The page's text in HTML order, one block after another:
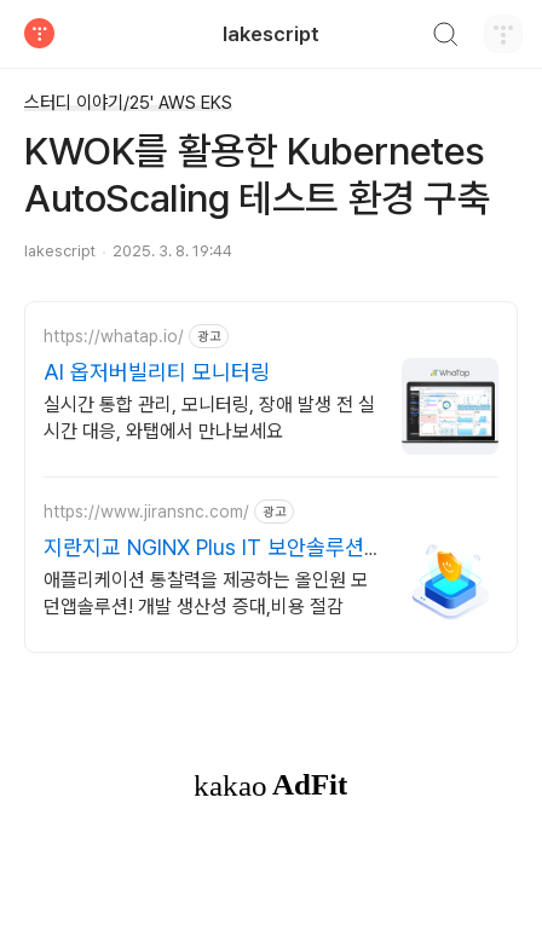
lakescript
스터디 이야기/25' AWS EKS
KWOK를 활용한 Kubernetes
AutoScaling 테스트 환경 구축
lakescript 2025. 3. 8. 19:44
https://whatap.io/ 광고
AI 옵저버빌리티 모니터링
실시간 통합 관리, 모니터링, 장애 발생 전 실
시간 대응, 와탭에서 만나보세요
https://www.jiransnc.com/ 광고
지란지교 NGINX Plus IT 보안솔루션
전문기업
애플리케이션 통찰력을 제공하는 올인원 모
던앱솔루션! 개발 생산성 증대,비용 절감